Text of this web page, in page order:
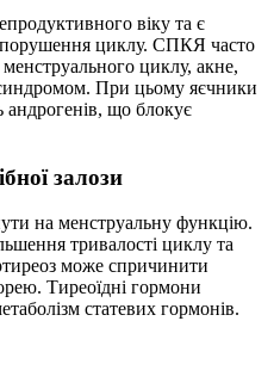
віку та є
циклу. СПКЯ часто
циклу, акне,
При цьому яєчники
андрогенів, що блокує
залози
на менструальну функцію.
тривалості циклу та
може спричинити
Тиреоїдні гормони
статевих гормонів.